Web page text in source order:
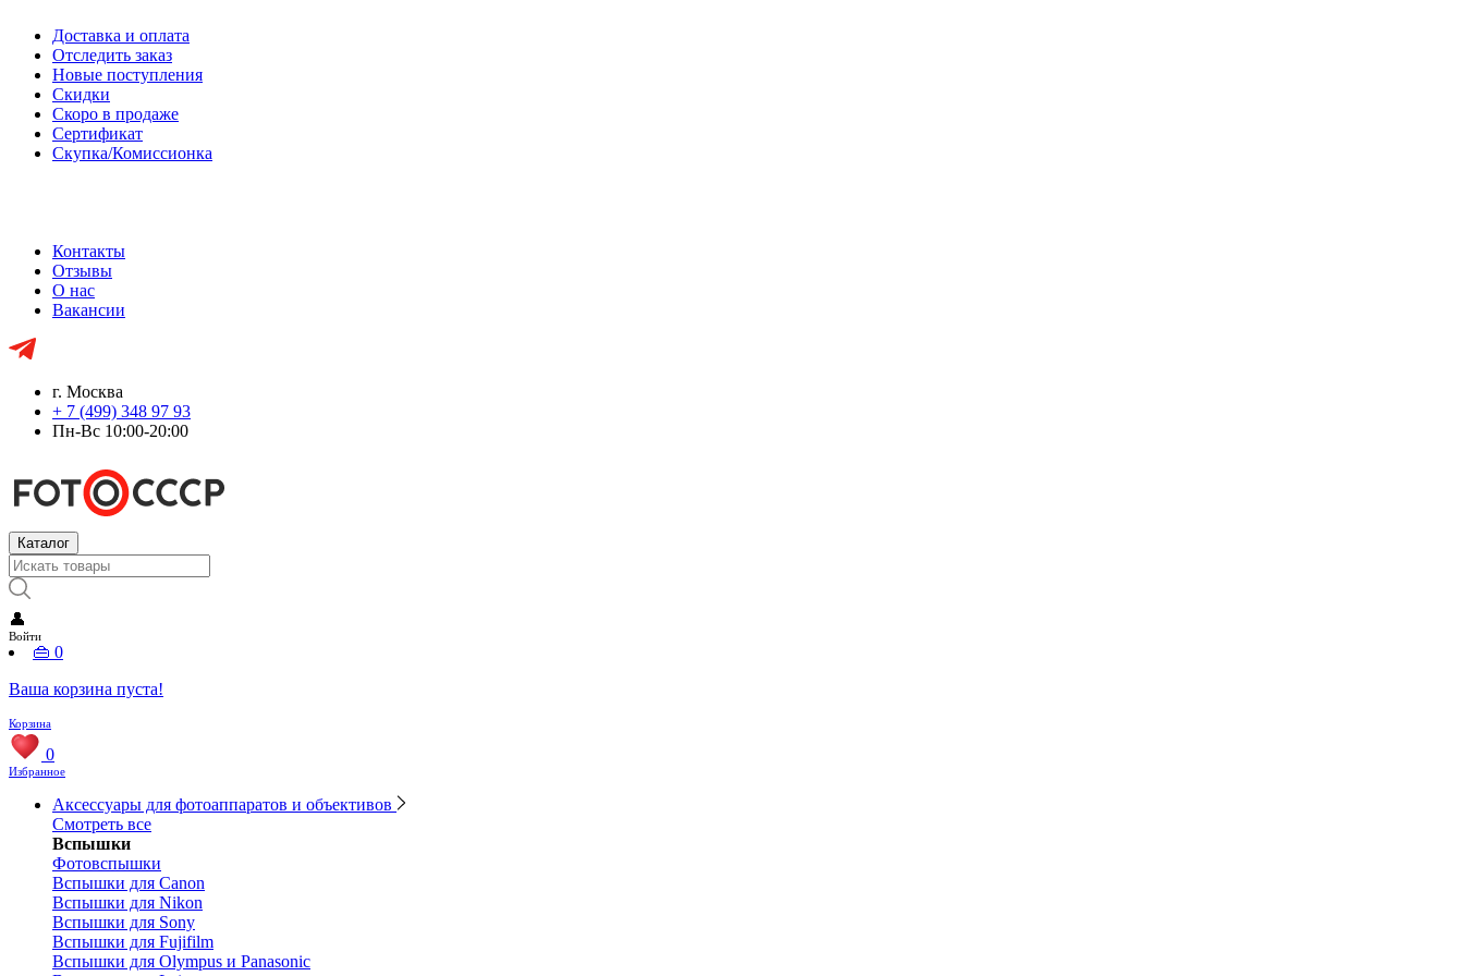
Доставка и оплата
Отследить заказ
Новые поступления
Скидки
Скоро в продаже
Сертификат
Скупка/Комиссионка
Контакты
Отзывы
О нас
Вакансии
г. Москва
+ 7 (499) 348 97 93
Пн-Вс 10:00-20:00
Каталог
👤
Войти
👜 0
Ваша корзина пуста!
Корзина
0
Избранное
Аксессуары для фотоаппаратов и объективов
Смотреть все
Вспышки
Фотовспышки
Вспышки для Canon
Вспышки для Nikon
Вспышки для Sony
Вспышки для Fujifilm
Вспышки для Olympus и Panasonic